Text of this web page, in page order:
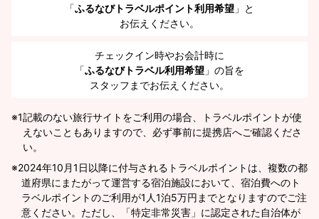
「ふるなびトラベルポイント利用希望 」と
お伝えください。
チェックイン時やお会計時に
「ふるなびトラベル利用希望 」の旨を
スタッフまでお伝えください。
※1記載のない旅行サイトをご利用の場合、トラベルポイントが使
えないこともありますので、必ず事前に提携店へご確認くださ
い。
2024年10月1日以降に付与されるトラベルポイントは、複数の都
道府県にまたがって運営する宿泊施設において、宿泊費へのト
ラベルポイントのご利用が1人1泊5万円までとなりますのでご注
意ください。ただし、「特定非常災害」に認定された自治体が